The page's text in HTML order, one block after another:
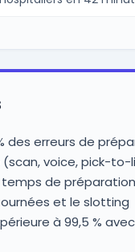
des erreurs de
(scan, voice, pick-
temps de
et le slotting
à 99,5 %